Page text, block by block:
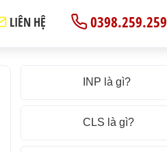
0398.259.259
LIÊN HỆ
INP là gì?
CLS là gì?